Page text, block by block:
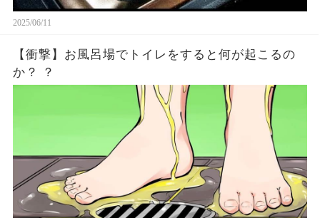
2025/06/11
【衝撃】お風呂場でトイレをすると何が起こるの
か？ ？